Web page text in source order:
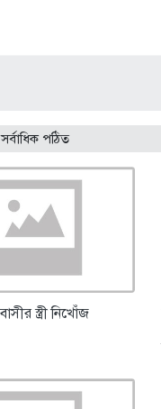
পঠিত
স্ত্রী নিখোঁজ